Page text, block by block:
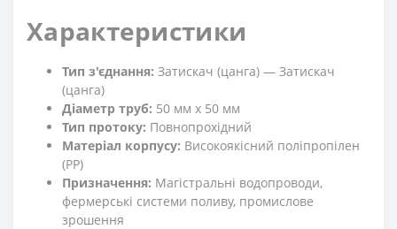
Характеристики
Тип з'єднання: Затискач (цанга) — Затискач
(цанга)
Діаметр труб: 50 мм х 50 мм
Тип протоку: Повнопрохідний
Матеріал корпусу: Високоякісний поліпропілен
(РР)
Призначення: Магістральні водопроводи,
фермерські системи поливу, промислове
зрошення